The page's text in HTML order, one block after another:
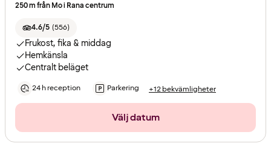
250 m från Mo i Rana centrum
4.6/5 (556)
Frukost, fika & middag
Hemkänsla
Centralt beläget
24 h reception Parkering +12 bekvämligheter
Välj datum